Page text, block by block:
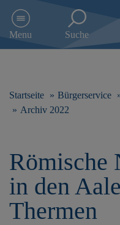
e
Menu Suche
Startseite Bürgerservice
Archiv 2022
Römische
in den
Thermen